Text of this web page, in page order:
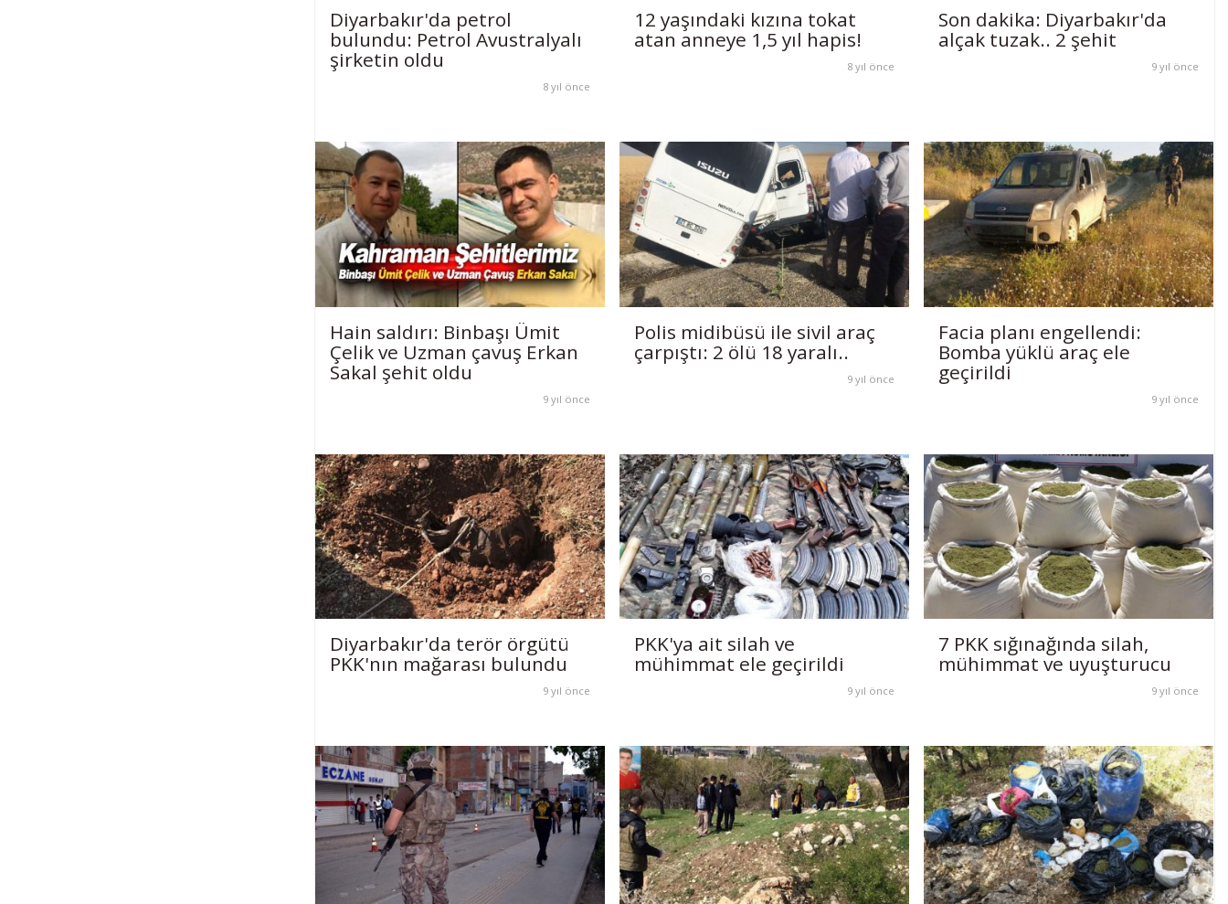
Diyarbakır'da petrol
bulundu: Petrol Avustralyalı
şirketin oldu
8 yıl önce
12 yaşındaki kızına tokat
atan anneye 1,5 yıl hapis!
8 yıl önce
Son dakika: Diyarbakır'da
alçak tuzak.. 2 şehit
9 yıl önce
Hain saldırı: Binbaşı Ümit
Çelik ve Uzman çavuş Erkan
Sakal şehit oldu
9 yıl önce
Polis midibüsü ile sivil araç
çarpıştı: 2 ölü 18 yaralı..
9 yıl önce
Facia planı engellendi:
Bomba yüklü araç ele
geçirildi
9 yıl önce
Diyarbakır'da terör örgütü
PKK'nın mağarası bulundu
9 yıl önce
PKK'ya ait silah ve
mühimmat ele geçirildi
9 yıl önce
7 PKK sığınağında silah,
mühimmat ve uyuşturucu
9 yıl önce